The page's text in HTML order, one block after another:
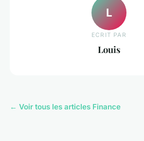
L
ECRIT PAR
Louis
← Voir tous les articles Finance